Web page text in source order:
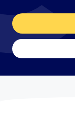
時給1400円〜